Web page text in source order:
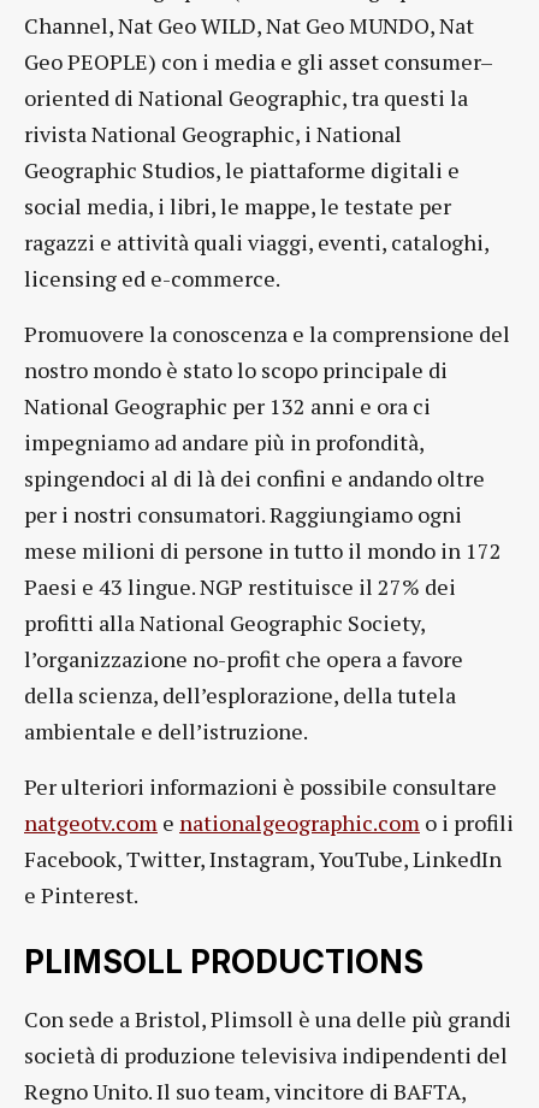
Channel, Nat Geo WILD, Nat Geo MUNDO, Nat
Geo PEOPLE) con i media e gli asset consumer–
oriented di National Geographic, tra questi la
rivista National Geographic, i National
Geographic Studios, le piattaforme digitali e
social media, i libri, le mappe, le testate per
ragazzi e attività quali viaggi, eventi, cataloghi,
licensing ed e-commerce.
Promuovere la conoscenza e la comprensione del
nostro mondo è stato lo scopo principale di
National Geographic per 132 anni e ora ci
impegniamo ad andare più in profondità,
spingendoci al di là dei confini e andando oltre
per i nostri consumatori. Raggiungiamo ogni
mese milioni di persone in tutto il mondo in 172
Paesi e 43 lingue. NGP restituisce il 27% dei
profitti alla National Geographic Society,
l’organizzazione no-profit che opera a favore
della scienza, dell’esplorazione, della tutela
ambientale e dell’istruzione.
Per ulteriori informazioni è possibile consultare
natgeotv.com e nationalgeographic.com o i profili
Facebook, Twitter, Instagram, YouTube, LinkedIn
e Pinterest.
PLIMSOLL PRODUCTIONS
Con sede a Bristol, Plimsoll è una delle più grandi
società di produzione televisiva indipendenti del
Regno Unito. Il suo team, vincitore di BAFTA,